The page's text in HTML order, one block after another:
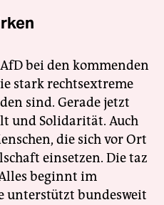
bei den kommenden
stark rechtsextreme
sind. Gerade jetzt
und Solidarität. Auch
die sich vor Ort
einsetzen. Die taz
beginnt im
unterstützt bundesweit